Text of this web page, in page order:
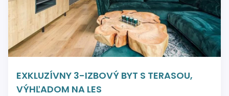
EXKLUZÍVNY 3-IZBOVÝ BYT S TERASOU,
VÝHĽADOM NA LES